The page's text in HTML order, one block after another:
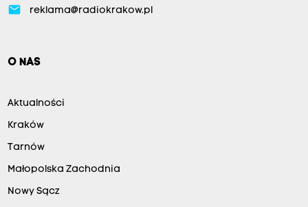
email reklama@radiokrakow.pl
O NAS
Aktualności
Kraków
Tarnów
Małopolska Zachodnia
Nowy Sącz